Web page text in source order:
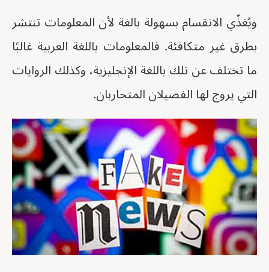
ويُغذّي الانقسام بسهولة بالغة لأن المعلومات تنتشر
بطرق غير متكافئة. فالمعلومات باللغة العربية غالبًا
ما تختلف عن تلك باللغة الإنجليزية، وكذلك الروايات
التي يروج لها الفصيلان المتحاربان.